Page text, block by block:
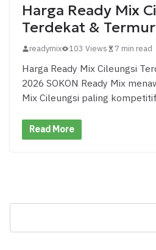
Harga Ready Mix
Terdekat &
readymix 103 Views 7 min read
Harga Ready Mix Cileungsi
2026 SOKON Ready Mix
Mix Cileungsi paling
Read More